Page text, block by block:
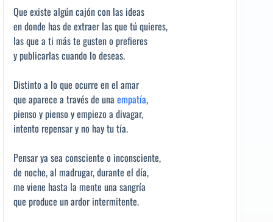
Que existe algún cajón con las ideas
en donde has de extraer las que tú quieres,
las que a ti más te gusten o prefieres
y publicarlas cuando lo deseas.
Distinto a lo que ocurre en el amar
que aparece a través de una empatía,
pienso y pienso y empiezo a divagar,
intento repensar y no hay tu tía.
Pensar ya sea consciente o inconsciente,
de noche, al madrugar, durante el día,
me viene hasta la mente una sangría
que produce un ardor intermitente.